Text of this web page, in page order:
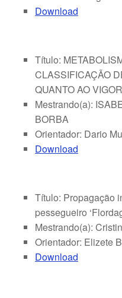
Download
Título:
CLASSIFICAÇÃO
QUANTO AO VIGOR
Mestrando(a):
BORBA
Orientador: Dario
Download
Título: Propagação
pessegueiro
Mestrando(a):
Orientador: Elizete
Download